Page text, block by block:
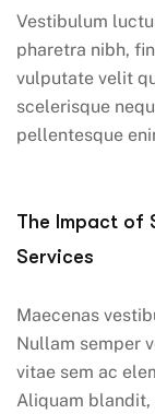
Vestibulum
pharetra nibh,
vulputate velit
scelerisque
pellentesque
The Impact of
Services
Maecenas
Nullam semper
vitae sem ac
Aliquam blandit,